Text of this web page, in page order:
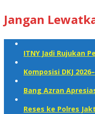
Jangan
ITNY Jadi Rujukan
Komposisi DKJ
Bang Azran
Reses ke Polres